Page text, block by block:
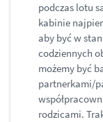
podczas lotu
kabinie
aby być w
codziennych
możemy być
partnerkami/
rodzicami.